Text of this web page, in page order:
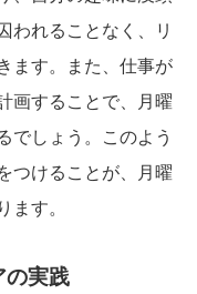
われることなく、リ
ます。また、仕事が
画することで、月曜
でしょう。このよう
つけることが、月曜
ます。
の実践